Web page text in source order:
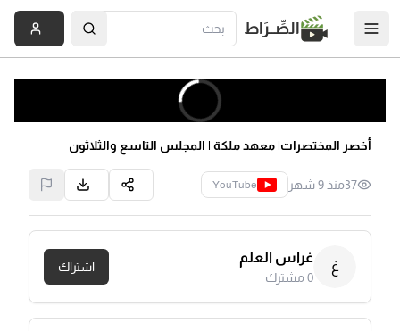
الصِّــرَاط
أخصر المختصرات| معهد ملكة | المجلس التاسع والثلاثون
37منذ 9 شهر YouTube
غ
غراس العلم
0مشترك
اشتراك